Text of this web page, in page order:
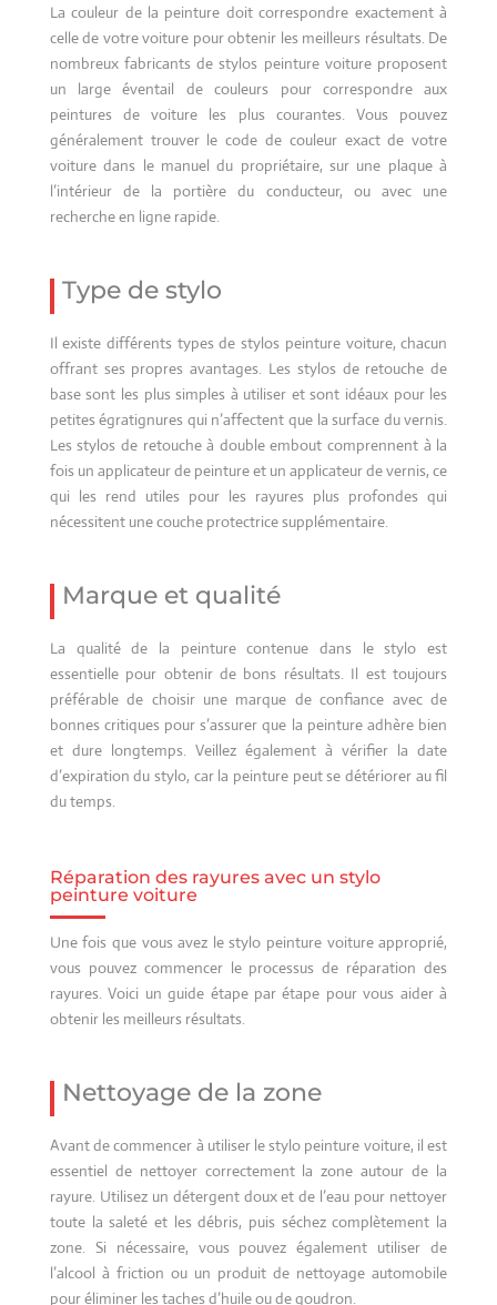
La couleur de la peinture doit correspondre exactement à
celle de votre voiture pour obtenir les meilleurs résultats. De
nombreux fabricants de stylos peinture voiture proposent
un large éventail de couleurs pour correspondre aux
peintures de voiture les plus courantes. Vous pouvez
généralement trouver le code de couleur exact de votre
voiture dans le manuel du propriétaire, sur une plaque à
l’intérieur de la portière du conducteur, ou avec une
recherche en ligne rapide.
Type de stylo
Il existe différents types de stylos peinture voiture, chacun
offrant ses propres avantages. Les stylos de retouche de
base sont les plus simples à utiliser et sont idéaux pour les
petites égratignures qui n’affectent que la surface du vernis.
Les stylos de retouche à double embout comprennent à la
fois un applicateur de peinture et un applicateur de vernis, ce
qui les rend utiles pour les rayures plus profondes qui
nécessitent une couche protectrice supplémentaire.
Marque et qualité
La qualité de la peinture contenue dans le stylo est
essentielle pour obtenir de bons résultats. Il est toujours
préférable de choisir une marque de confiance avec de
bonnes critiques pour s’assurer que la peinture adhère bien
et dure longtemps. Veillez également à vérifier la date
d’expiration du stylo, car la peinture peut se détériorer au fil
du temps.
Réparation des rayures avec un stylo
peinture voiture
Une fois que vous avez le stylo peinture voiture approprié,
vous pouvez commencer le processus de réparation des
rayures. Voici un guide étape par étape pour vous aider à
obtenir les meilleurs résultats.
Nettoyage de la zone
Avant de commencer à utiliser le stylo peinture voiture, il est
essentiel de nettoyer correctement la zone autour de la
rayure. Utilisez un détergent doux et de l’eau pour nettoyer
toute la saleté et les débris, puis séchez complètement la
zone. Si nécessaire, vous pouvez également utiliser de
l’alcool à friction ou un produit de nettoyage automobile
pour éliminer les taches d’huile ou de goudron.